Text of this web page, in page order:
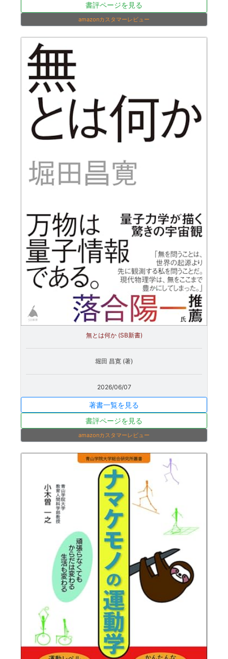
書評ページを見る
amazonカスタマーレビュー
無とは何か (SB新書)
堀田 昌寛 (著)
2026/06/07
著書一覧を見る
書評ページを見る
amazonカスタマーレビュー